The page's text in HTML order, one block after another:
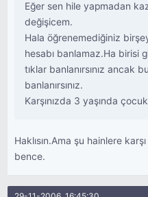
Eğer sen hile yapmadan
değişicem.
Hala öğrenemediğiniz
hesabı banlamaz.Ha birisi
tıklar banlanırsınız ancak
banlanırsınız.
Karşınızda 3 yaşında
Haklısın.Ama şu hainlere
bence.